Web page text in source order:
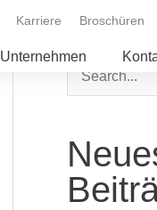
Karriere Broschüren
Unternehmen
c
h
e